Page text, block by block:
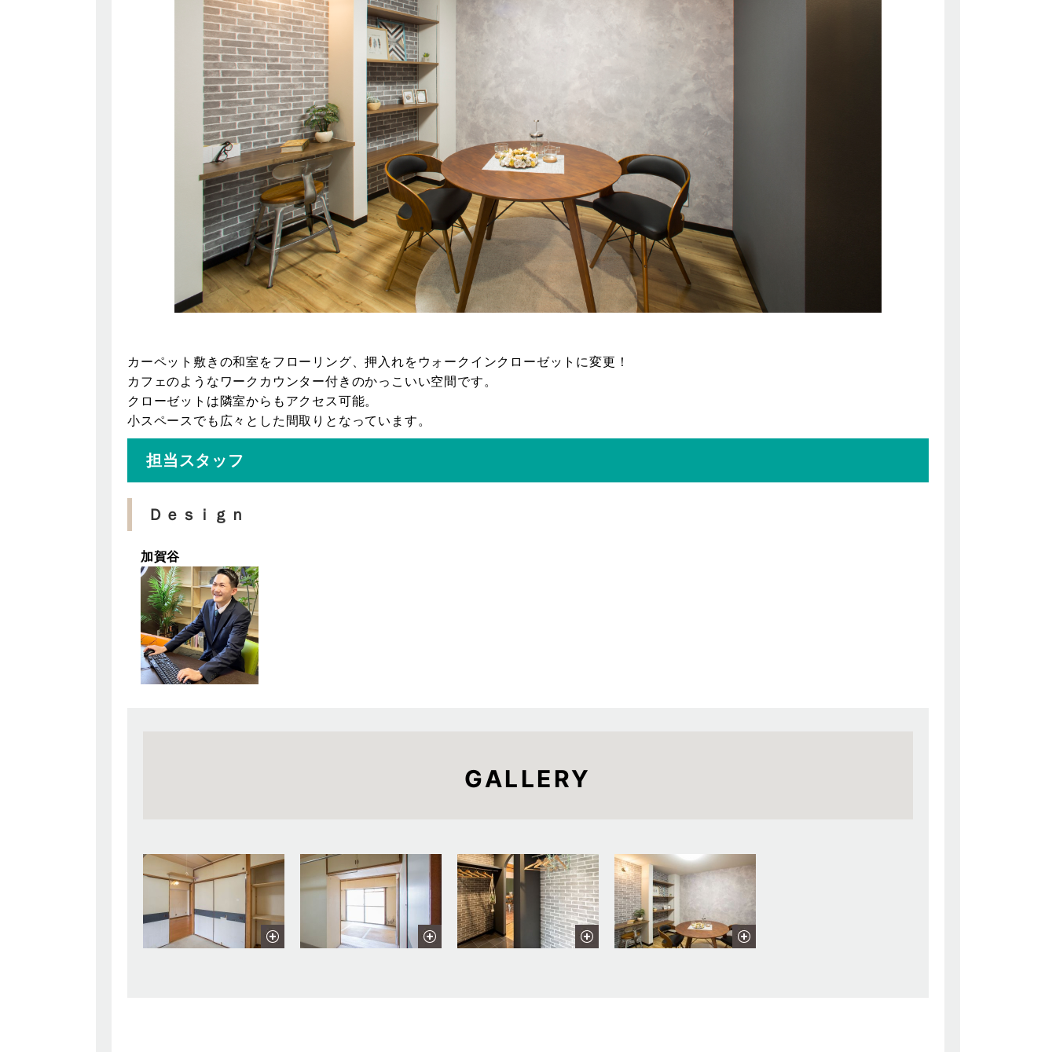
カーペット敷きの和室をフローリング、押入れをウォークインクローゼットに変更！
カフェのようなワークカウンター付きのかっこいい空間です。
クローゼットは隣室からもアクセス可能。
小スペースでも広々とした間取りとなっています。
担当スタッフ
Ｄｅｓｉｇｎ
加賀谷
GALLERY